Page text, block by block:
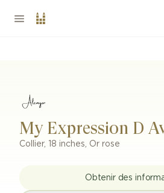
My Expression D
Collier, 18 inches, Or rose
Obtenir des